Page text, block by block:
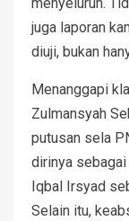
juga laporan
diuji, bukan
Menanggapi
Zulmansyah
putusan sela
dirinya sebagai
Iqbal Irsyad
Selain itu,